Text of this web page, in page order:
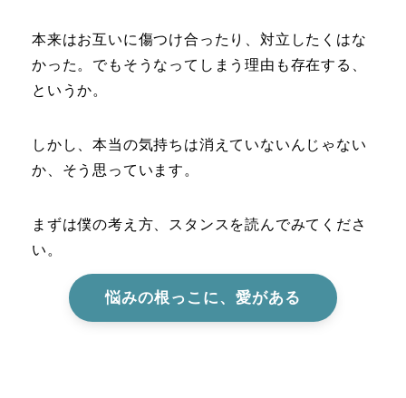
本来はお互いに傷つけ合ったり、対立したくはな
かった。でもそうなってしまう理由も存在する、
というか。
しかし、本当の気持ちは消えていないんじゃない
か、そう思っています。
まずは僕の考え方、スタンスを読んでみてくださ
い。
悩みの根っこに、愛がある